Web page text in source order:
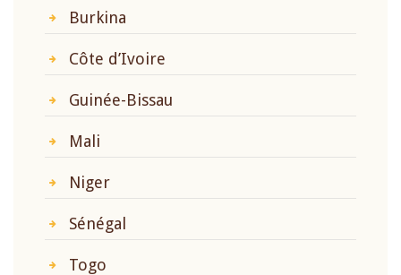
Burkina
Côte d’Ivoire
Guinée-Bissau
Mali
Niger
Sénégal
Togo